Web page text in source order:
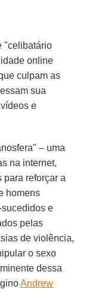
"celibatário
online
culpam as
sua
e
– uma
na internet,
para reforçar a
homens
sucedidos e
pelas
de violência,
o sexo
dessa
Andrew